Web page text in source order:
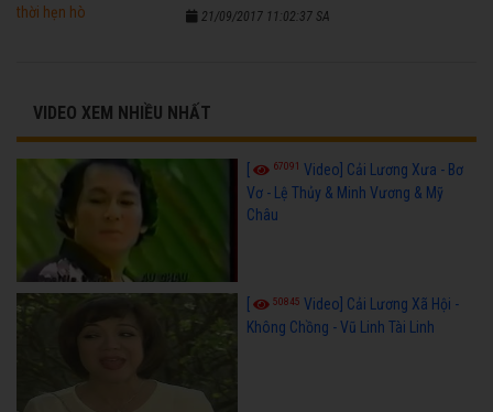
21/09/2017 11:02:37 SA
VIDEO XEM NHIỀU NHẤT
[ 67091 Video] Cải Lương Xưa - Bơ
Vơ - Lệ Thủy & Minh Vương & Mỹ
Châu
50845 Video] Cải Lương Xã Hội -
Không Chồng - Vũ Linh Tài Linh